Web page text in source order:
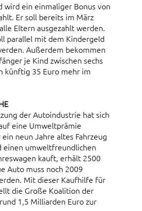
wird ein einmaliger Bonus von
Er soll bereits im März
Eltern ausgezahlt werden.
parallel mit dem Kindergeld
Außerdem bekommen
je Kind zwischen sechs
künftig 35 Euro mehr im
der Autoindustrie hat sich
eine Umweltprämie
neun Jahre altes Fahrzeug
einen umweltfreundlichen
kauft, erhält 2500
Auto muss noch 2009
Mit dieser Kaufhilfe für
die Große Koalition der
1,5 Milliarden Euro zur